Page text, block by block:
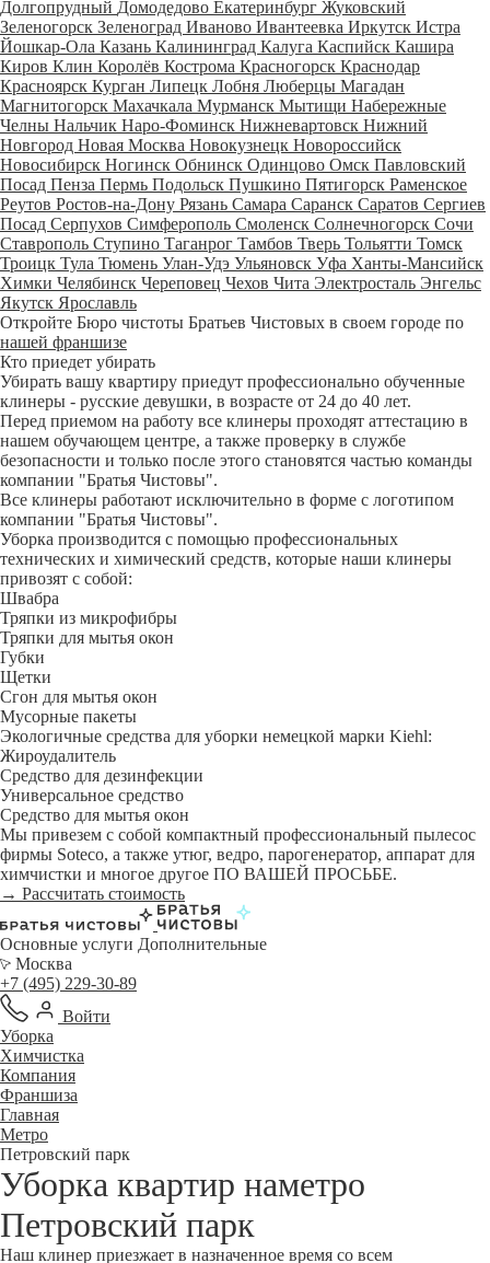
Долгопрудный Домодедово Екатеринбург Жуковский
Зеленогорск Зеленоград Иваново Ивантеевка Иркутск Истра
Йошкар-Ола Казань Калининград Калуга Каспийск Кашира
Киров Клин Королёв Кострома Красногорск Краснодар
Красноярск Курган Липецк Лобня Люберцы Магадан
Магнитогорск Махачкала Мурманск Мытищи Набережные
Челны Нальчик Наро-Фоминск Нижневартовск Нижний
Новгород Новая Москва Новокузнецк Новороссийск
Новосибирск Ногинск Обнинск Одинцово Омск Павловский
Посад Пенза Пермь Подольск Пушкино Пятигорск Раменское
Реутов Ростов-на-Дону Рязань Самара Саранск Саратов Сергиев
Посад Серпухов Симферополь Смоленск Солнечногорск Сочи
Ставрополь Ступино Таганрог Тамбов Тверь Тольятти Томск
Троицк Тула Тюмень Улан-Удэ Ульяновск Уфа Ханты-Мансийск
Химки Челябинск Череповец Чехов Чита Электросталь Энгельс
Якутск Ярославль
Откройте Бюро чистоты Братьев Чистовых в своем городе по
нашей франшизе
Кто приедет убирать
Убирать вашу квартиру приедут профессионально обученные
клинеры - русские девушки, в возрасте от 24 до 40 лет.
Перед приемом на работу все клинеры проходят аттестацию в
нашем обучающем центре, а также проверку в службе
безопасности и только после этого становятся частью команды
компании "Братья Чистовы".
Все клинеры работают исключительно в форме с логотипом
компании "Братья Чистовы".
Уборка производится с помощью профессиональных
технических и химический средств, которые наши клинеры
привозят с собой:
Швабра
Тряпки из микрофибры
Тряпки для мытья окон
Губки
Щетки
Сгон для мытья окон
Мусорные пакеты
Экологичные средства для уборки немецкой марки Kiehl:
Жироудалитель
Средство для дезинфекции
Универсальное средство
Средство для мытья окон
Мы привезем с собой компактный профессиональный пылесос
фирмы Soteco, а также утюг, ведро, парогенератор, аппарат для
химчистки и многое другое ПО ВАШЕЙ ПРОСЬБЕ.
→ Рассчитать стоимость
Основные услуги Дополнительные
Москва
+7 (495) 229-30-89
Войти
Уборка
Химчистка
Компания
Франшиза
Главная
Метро
Петровский парк
Уборка квартир наметро
Петровский парк
Наш клинер приезжает в назначенное время со всем